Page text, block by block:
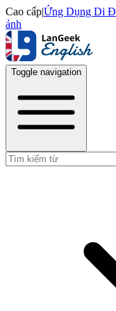
Cao cấp|Ứng Dụng Di
ảnh
Toggle navigation